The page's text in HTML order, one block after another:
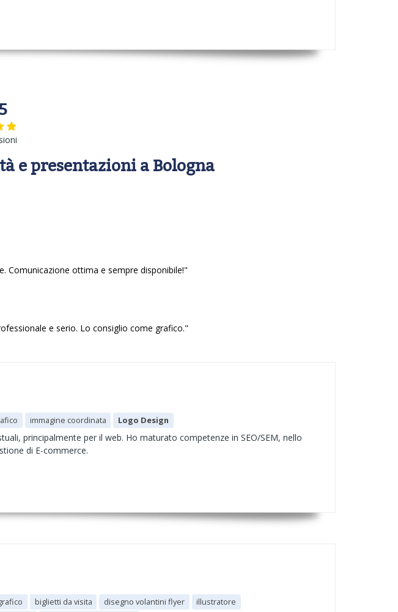
e presentazioni a Bologna
Comunicazione ottima e sempre disponibile!"
e serio. Lo consiglio come grafico."
immagine coordinata Logo Design
principalmente per il web. Ho maturato competenze in SEO/SEM, nello
di E-commerce.
biglietti da visita disegno volantini flyer
illustratore